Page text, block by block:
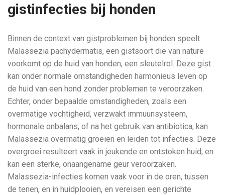
gistinfecties bij honden
Binnen de context van gistproblemen bij honden speelt
Malassezia pachydermatis, een gistsoort die van nature
voorkomt op de huid van honden, een sleutelrol. Deze gist
kan onder normale omstandigheden harmonieus leven op
de huid van een hond zonder problemen te veroorzaken.
Echter, onder bepaalde omstandigheden, zoals een
overmatige vochtigheid, verzwakt immuunsysteem,
hormonale onbalans, of na het gebruik van antibiotica, kan
Malassezia overmatig groeien en leiden tot infecties. Deze
overgroei resulteert vaak in jeukende en ontstoken huid, en
kan een sterke, onaangename geur veroorzaken.
Malassezia-infecties komen vaak voor in de oren, tussen
de tenen, en in huidplooien, en vereisen een gerichte